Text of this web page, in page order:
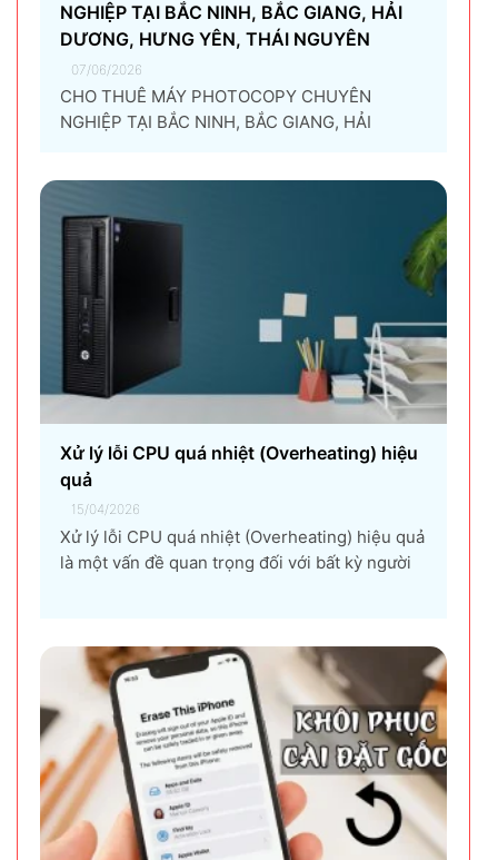
NGHIỆP TẠI BẮC NINH, BẮC GIANG, HẢI
DƯƠNG, HƯNG YÊN, THÁI NGUYÊN
07/06/2026
CHO THUÊ MÁY PHOTOCOPY CHUYÊN
NGHIỆP TẠI BẮC NINH, BẮC GIANG, HẢI
chi phí vận hành, ngày càng nhiều doanh
nghiệp lựa chọn giải pháp...
Xử lý lỗi CPU quá nhiệt (Overheating) hiệu
quả
15/04/2026
Xử lý lỗi CPU quá nhiệt (Overheating) hiệu quả
là một vấn đề quan trọng đối với bất kỳ người
gây ra...